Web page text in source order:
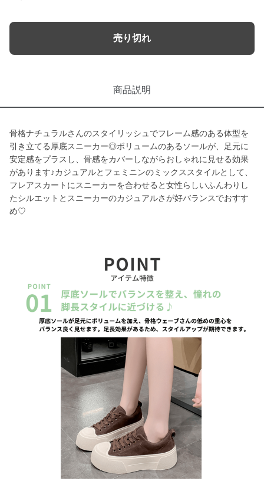
売り切れ
商品説明
骨格ナチュラルさんのスタイリッシュでフレーム感のある体型を
引き立てる厚底スニーカー◎ボリュームのあるソールが、足元に
安定感をプラスし、骨感をカバーしながらおしゃれに見せる効果
があります♪カジュアルとフェミニンのミックススタイルとして、
フレアスカートにスニーカーを合わせると女性らしいふんわりし
たシルエットとスニーカーのカジュアルさが好バランスでおすす
め♡